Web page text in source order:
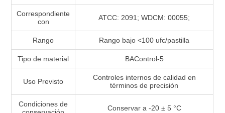
Correspondiente
con
ATCC: 2091; WDCM: 00055;
Rango Rango bajo <100 ufc/pastilla
Tipo de material BAControl-5
Uso Previsto
Controles internos de calidad en
términos de precisión
Condiciones de
Conservar a -20 ± 5 °C